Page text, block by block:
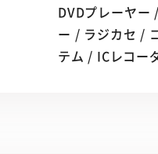
DVDプレーヤ
ー / ラジカセ /
テム / ICレコー